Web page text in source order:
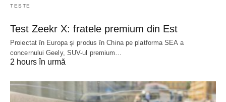
TESTE
Test Zeekr X: fratele premium din Est
Proiectat în Europa și produs în China pe platforma SEA a
concernului Geely, SUV-ul premium…
2 hours în urmă